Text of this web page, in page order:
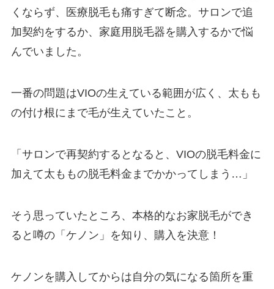
くならず、医療脱毛も痛すぎて断念。サロンで追
加契約をするか、家庭用脱毛器を購入するかで悩
んでいました。
一番の問題はVIOの生えている範囲が広く、太もも
の付け根にまで毛が生えていたこと。
「サロンで再契約するとなると、VIOの脱毛料金に
加えて太ももの脱毛料金までかかってしまう…」
そう思っていたところ、本格的なお家脱毛ができ
ると噂の「ケノン」を知り、購入を決意！
ケノンを購入してからは自分の気になる箇所を重